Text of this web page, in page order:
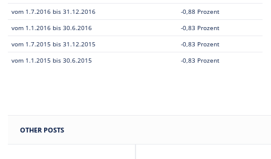
vom 1.7.2016 bis 31.12.2016
-0,88 Prozent
vom 1.1.2016 bis 30.6.2016
-0,83 Prozent
vom 1.7.2015 bis 31.12.2015
-0,83 Prozent
vom 1.1.2015 bis 30.6.2015
-0,83 Prozent
OTHER POSTS